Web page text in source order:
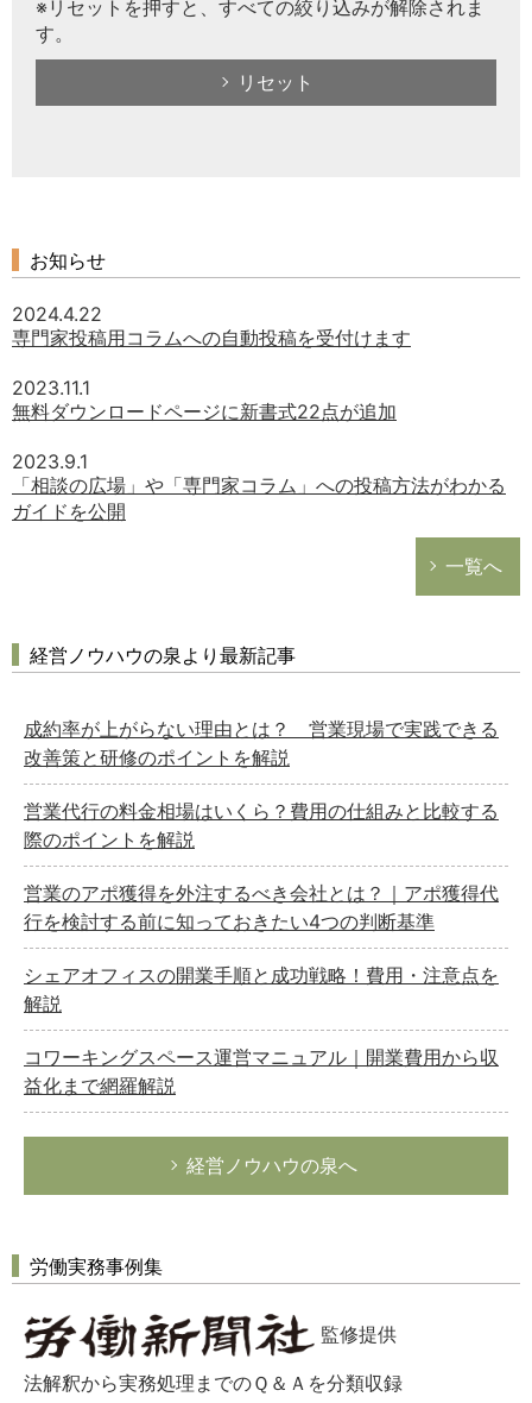
※リセットを押すと、すべての絞り込みが解除されま
す。
リセット
お知らせ
2024.4.22
専門家投稿用コラムへの自動投稿を受付けます
2023.11.1
無料ダウンロードページに新書式22点が追加
2023.9.1
「相談の広場」や「専門家コラム」への投稿方法がわかる
ガイドを公開
一覧へ
経営ノウハウの泉より最新記事
成約率が上がらない理由とは？ 営業現場で実践できる
改善策と研修のポイントを解説
営業代行の料金相場はいくら？費用の仕組みと比較する
際のポイントを解説
営業のアポ獲得を外注するべき会社とは？｜アポ獲得代
行を検討する前に知っておきたい4つの判断基準
シェアオフィスの開業手順と成功戦略！費用・注意点を
解説
コワーキングスペース運営マニュアル｜開業費用から収
益化まで網羅解説
経営ノウハウの泉へ
労働実務事例集
監修提供
法解釈から実務処理までのＱ＆Ａを分類収録